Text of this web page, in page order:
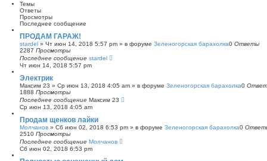
р
е
н
н
ы
й
п
о
и
к
Темы
Ответы
Просмотры
Последнее сообщение
ПРОДАМ ГАРАЖ!
stardel » Чт июн 14, 2018 5:57 pm » в форуме Зеленогорская барахолка0 Ответы
2287 Просмотры
Последнее сообщение stardel
Чт июн 14, 2018 5:57 pm
Электрик
Максим 23 » Ср июн 13, 2018 4:05 am » в форуме Зеленогорская барахолка0
1888 Просмотры
Последнее сообщение Максим 23
Ср июн 13, 2018 4:05 am
Продам щенков лайки
Молчанов » Сб июн 02, 2018 6:53 pm » в форуме Зеленогорская барахолка0
2510 Просмотры
Последнее сообщение Молчанов
Сб июн 02, 2018 6:53 pm